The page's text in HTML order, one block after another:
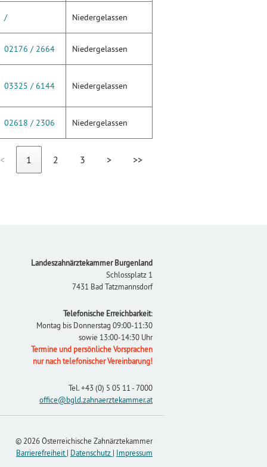
/ Niedergelassen
02176 / 2664 Niedergelassen
03325 / 6144 Niedergelassen
02618 / 2306 Niedergelassen
< 1 2 3 > >>
Landeszahnärztekammer Burgenland
Schlossplatz 1
7431 Bad Tatzmannsdorf
Telefonische Erreichbarkeit:
Montag bis Donnerstag 09:00-11:30
sowie 13:00-14:30 Uhr
Termine und persönliche Vorsprachen
nur nach telefonischer Vereinbarung!
Tel.+43 (0) 5 05 11 - 7000
office@bgld.zahnaerztekammer.at
© 2026 Österreichische Zahnärztekammer
Barrierefreiheit | Datenschutz | Impressum